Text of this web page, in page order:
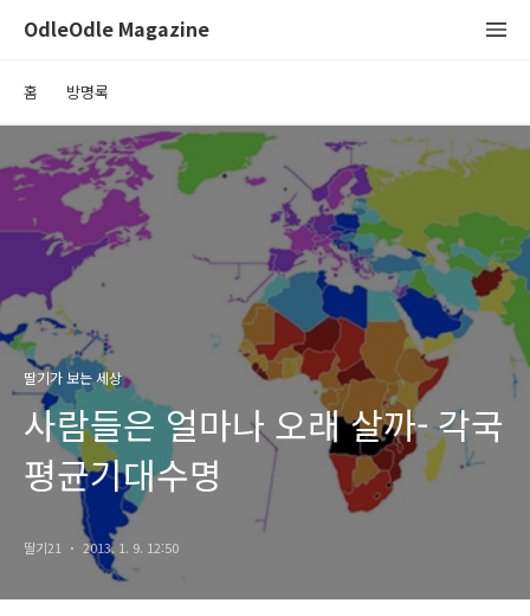
OdleOdle Magazine
홈 방명록
딸기가 보는 세상
사람들은 얼마나 오래 살까- 각국
평균기대수명
딸기21 2013. 1. 9. 12:50